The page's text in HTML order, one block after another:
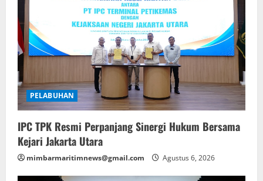
PELABUHAN
IPC TPK Resmi Perpanjang Sinergi Hukum Bersama
Kejari Jakarta Utara
mimbarmaritimnews@gmail.com Agustus 6, 2026